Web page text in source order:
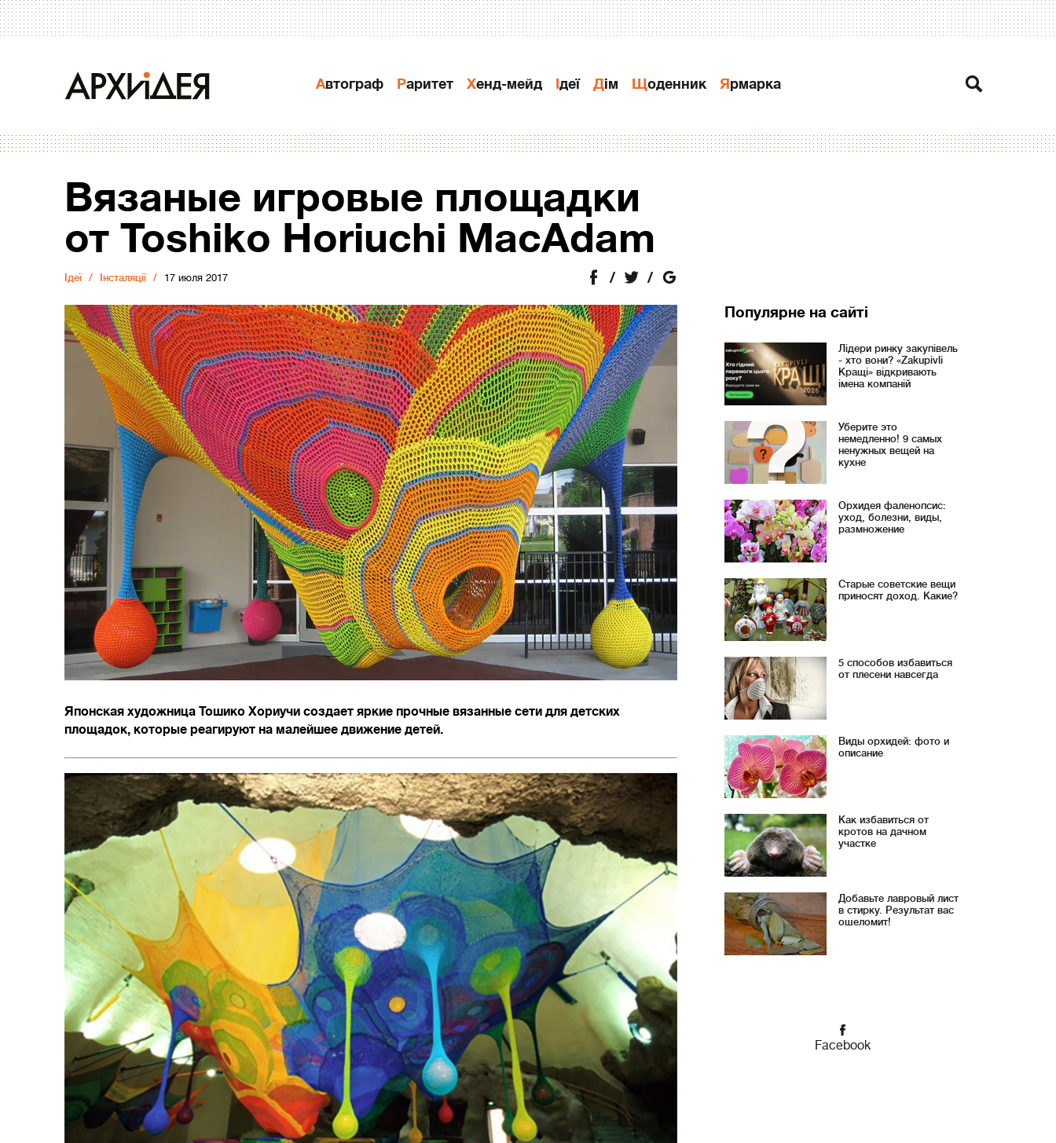
Автограф Раритет Хенд-мейд Ідеї Дiм Щоденник Ярмарка
Вязаные игровые площадки
от Toshiko Horiuchi МаcАdаm
Ідеї Інсталяції 17 июля 2017
Японская художница Тошико Хориучи создает яркие прочные вязанные сети для детских
площадок, которые реагируют на малейшее движение детей.
Популярне на сайті
Лідери ринку закупівель
- хто вони? «Zakupivli
Кращі» відкривають
імена компаній
Уберите это
немедленно! 9 самых
ненужных вещей на
кухне
Орхидея фаленопсис:
уход, болезни, виды,
размножение
Старые советские вещи
приносят доход. Какие?
5 способов избавиться
от плесени навсегда
Виды орхидей: фото и
описание
Как избавиться от
кротов на дачном
участке
Добавьте лавровый лист
в стирку. Результат вас
ошеломит!
Facebook